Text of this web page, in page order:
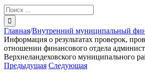
Результат
поиска:
Главная/Внутренний муниципальный
Информация о результатах проверок,
отношении финансового отдела
Верхнеландеховского муниципального
Предыдущая Следующая